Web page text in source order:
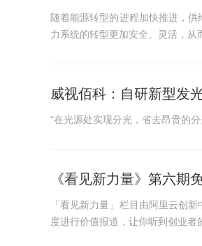
随着能源转型的进程加快推进，
力系统的转型更加安全、灵活，从
威视佰科：自研新型发
“在光源处实现分光，省去昂贵的
《看见新力量》第六期
「看见新力量」栏目由阿里云创
度进行价值报道，让你听到创业者